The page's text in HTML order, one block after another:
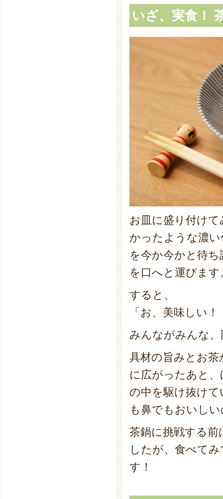
いざ、実食！
お皿に盛り付け
かったような濃
を今か今かと待
を口へと運びます
すると、
「お、美味しい！
みんながみんな
具材の旨みとお
に広がったあと
の中を駆け抜け
も鼻でもおいし
茶鍋に挑戦する
したが、食べて
す！